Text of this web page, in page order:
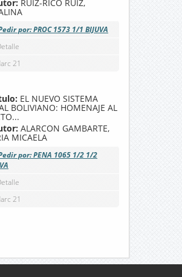
RUIZ-RICO RUIZ,
por: PROC 1573 1/1 BIJUVA
21
EL NUEVO SISTEMA
BOLIVIANO: HOMENAJE AL
ALARCON GAMBARTE,
MICAELA
por: PENA 1065 1/2 1/2
21